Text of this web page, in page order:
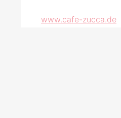
www.cafe-zucca.de